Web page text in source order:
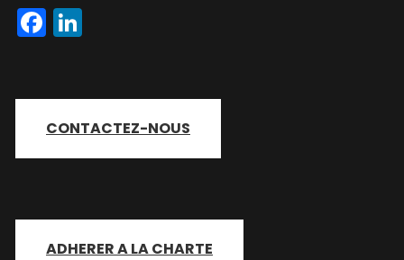
Facebook
CONTACTEZ-NOUS
ADHERER A LA CHARTE